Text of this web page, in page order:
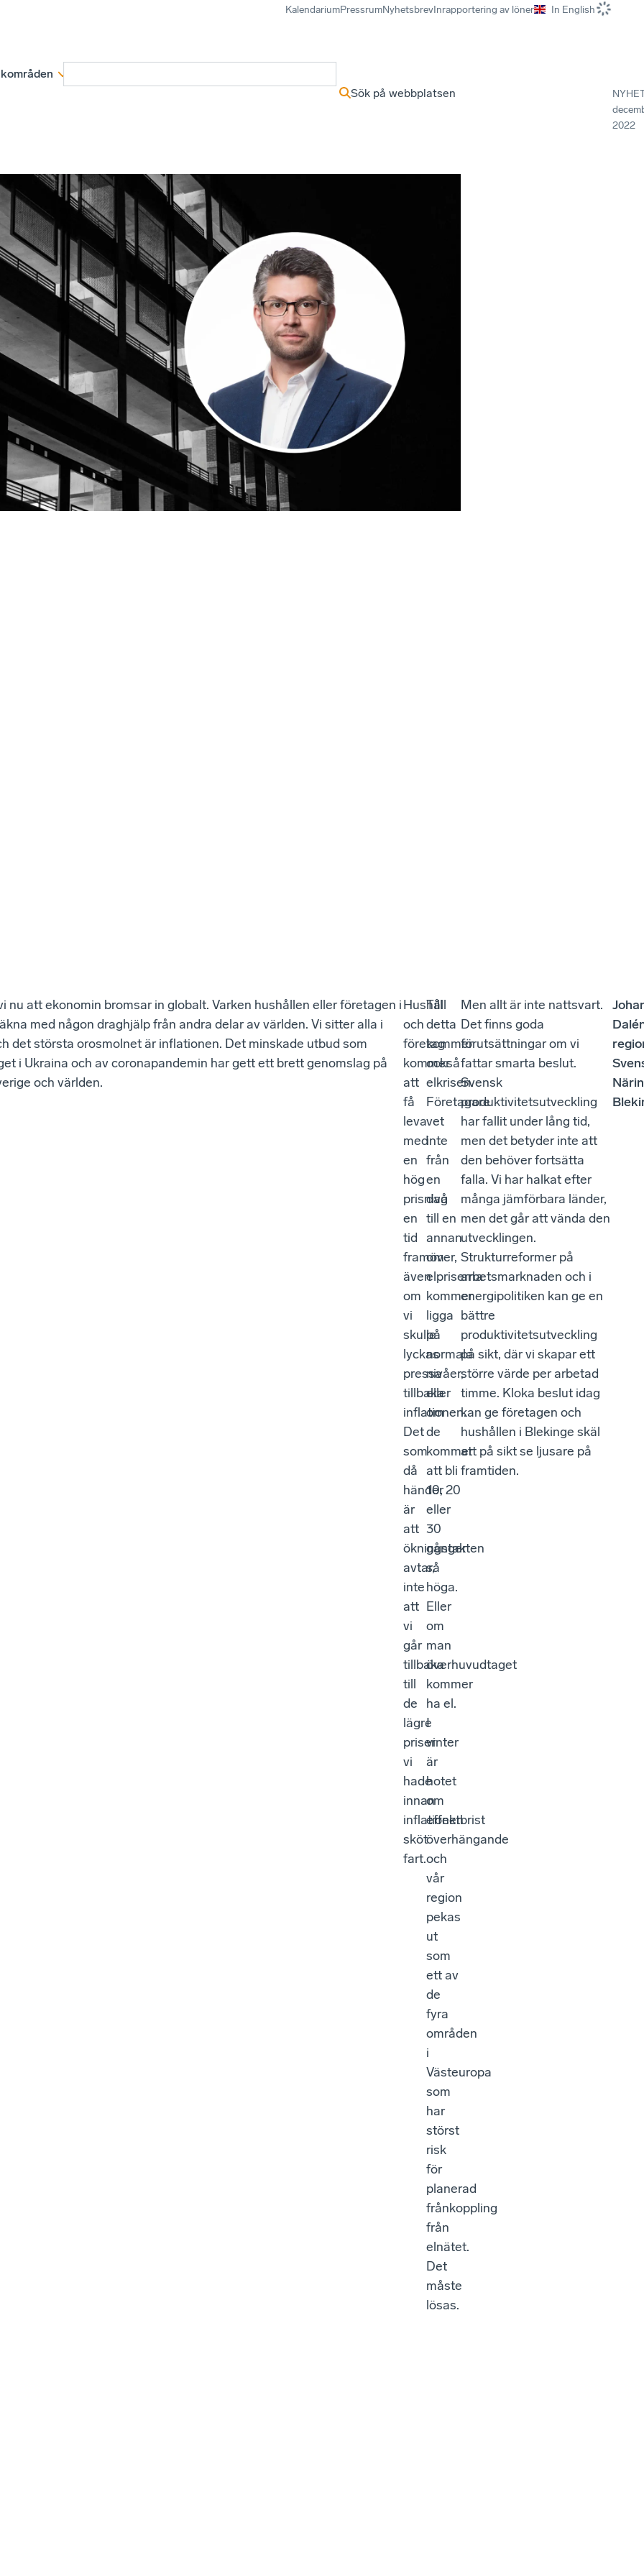
KalendariumPressrumNyhetsbrevInrapportering av löner In English
Sök på webbplatsen
2022
nu att ekonomin bromsar in globalt. Varken hushållen eller företagen i
med någon draghjälp från andra delar av världen. Vi sitter alla i
det största orosmolnet är inflationen. Det minskade utbud som
i Ukraina och av coronapandemin har gett ett brett genomslag på
och världen.
Hushåll
och
företag
kommer
att
få
leva
med
en
hög
prisnivå
en
tid
framöver,
även
om
vi
skulle
lyckas
pressa
tillbaka
inflationen.
Det
som
då
händer
är
att
ökningstakten
avtar,
inte
att
vi
går
tillbaka
till
de
lägre
priser
vi
hade
innan
inflationen
sköt
fart.
Till
detta
kommer
också
elkrisen.
Företagare
vet
inte
från
en
dag
till en
annan
om
elpriserna
kommer
ligga
på
normala
nivåer,
eller
om
de
kommer
att bli
10, 20
eller
30
gånger
så
höga.
Eller
om
man
överhuvudtaget
kommer
ha el.
I
vinter
är
hotet
om
effektbrist
överhängande
och
vår
region
pekas
ut
som
ett av
de
fyra
områden
i
Västeuropa
som
har
störst
risk
för
planerad
frånkoppling
från
elnätet.
Det
måste
lösas.
Men allt är inte nattsvart.
Det finns goda
förutsättningar om vi
fattar smarta beslut.
Svensk
produktivitetsutveckling
har fallit under lång tid,
men det betyder inte att
den behöver fortsätta
falla. Vi har halkat efter
många jämförbara länder,
men det går att vända den
utvecklingen.
Strukturreformer på
arbetsmarknaden och i
energipolitiken kan ge en
bättre
produktivitetsutveckling
på sikt, där vi skapar ett
större värde per arbetad
timme. Kloka beslut idag
kan ge företagen och
hushållen i Blekinge skäl
att på sikt se ljusare på
framtiden.